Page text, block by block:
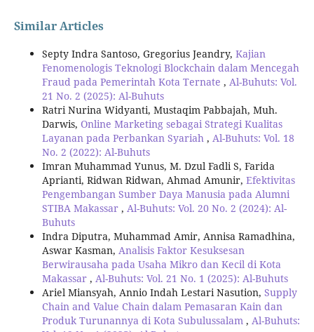
Similar Articles
Septy Indra Santoso, Gregorius Jeandry, Kajian
Fenomenologis Teknologi Blockchain dalam Mencegah
Fraud pada Pemerintah Kota Ternate , Al-Buhuts: Vol.
21 No. 2 (2025): Al-Buhuts
Ratri Nurina Widyanti, Mustaqim Pabbajah, Muh.
Darwis, Online Marketing sebagai Strategi Kualitas
Layanan pada Perbankan Syariah , Al-Buhuts: Vol. 18
No. 2 (2022): Al-Buhuts
Imran Muhammad Yunus, M. Dzul Fadli S, Farida
Aprianti, Ridwan Ridwan, Ahmad Amunir, Efektivitas
Pengembangan Sumber Daya Manusia pada Alumni
STIBA Makassar , Al-Buhuts: Vol. 20 No. 2 (2024): Al-
Buhuts
Indra Diputra, Muhammad Amir, Annisa Ramadhina,
Aswar Kasman, Analisis Faktor Kesuksesan
Berwirausaha pada Usaha Mikro dan Kecil di Kota
Makassar , Al-Buhuts: Vol. 21 No. 1 (2025): Al-Buhuts
Ariel Miansyah, Annio Indah Lestari Nasution, Supply
Chain and Value Chain dalam Pemasaran Kain dan
Produk Turunannya di Kota Subulussalam , Al-Buhuts: